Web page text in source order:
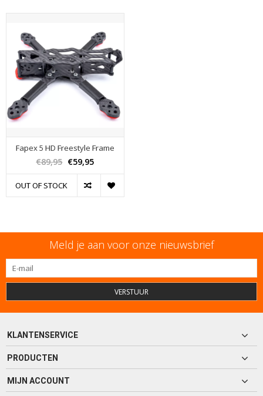
Fapex 5 HD Freestyle Frame
€89,95 €59,95
OUT OF STOCK
Meld je aan voor onze nieuwsbrief
VERSTUUR
KLANTENSERVICE
PRODUCTEN
MIJN ACCOUNT